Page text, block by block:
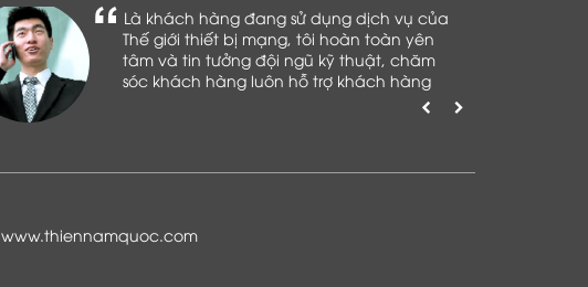
Là khách hàng đang sử dụng dịch vụ của
Thế giới thiết bị mạng, tôi hoàn toàn yên
tâm và tin tưởng đội ngũ kỹ thuật, chăm
sóc khách hàng luôn hỗ trợ khách hàng
www.thiennamquoc.com